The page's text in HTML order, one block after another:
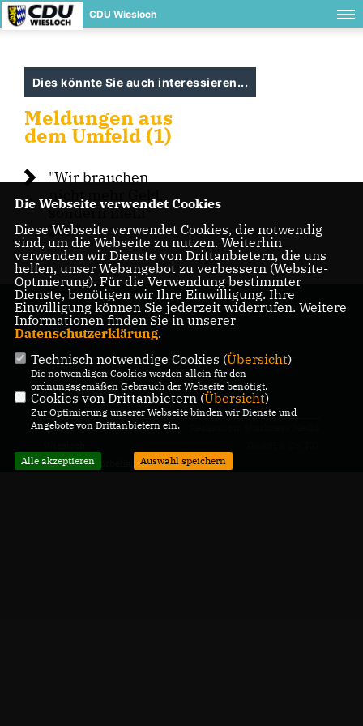
CDU Wiesloch
Dies könnte Sie auch interessieren...
Meldungen aus
dem Umfeld (1)
"Wir brauchen
nicht mehr Geld,
sondern mehr
Zeit"
IMPRESSUM DATENSCHUTZ KONTAKT
CDU Baiertal
@2026 CDU Ortsverband
Alle Rechte vorbehalten.
Die Webseite verwendet Cookies
Diese Webseite verwendet Cookies, die notwendig
sind, um die Webseite zu nutzen. Weiterhin
verwenden wir Dienste von Drittanbietern, die uns
helfen, unser Webangebot zu verbessern (Website-
Optmierung). Für die Verwendung bestimmter
Dienste, benötigen wir Ihre Einwilligung. Ihre
Einwilligung können Sie jederzeit widerrufen. Weitere
Informationen finden Sie in unserer
Datenschutzerklärung.
Technisch notwendige Cookies (Übersicht)
Die notwendigen Cookies werden allein für den
ordnungsgemäßen Gebrauch der Webseite benötigt.
Cookies von Drittanbietern (Übersicht)
Zur Optimierung unserer Webseite binden wir Dienste und
Angebote von Drittanbietern ein.
Alle akzeptieren Auswahl speichern